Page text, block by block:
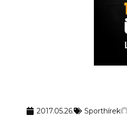
2017.05.26. Sporthírek